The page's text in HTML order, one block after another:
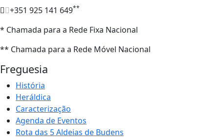
+351 925 141 649**
* Chamada para a Rede Fixa Nacional
** Chamada para a Rede Móvel Nacional
Freguesia
História
Heráldica
Caracterização
Agenda de Eventos
Rota das 5 Aldeias de Budens